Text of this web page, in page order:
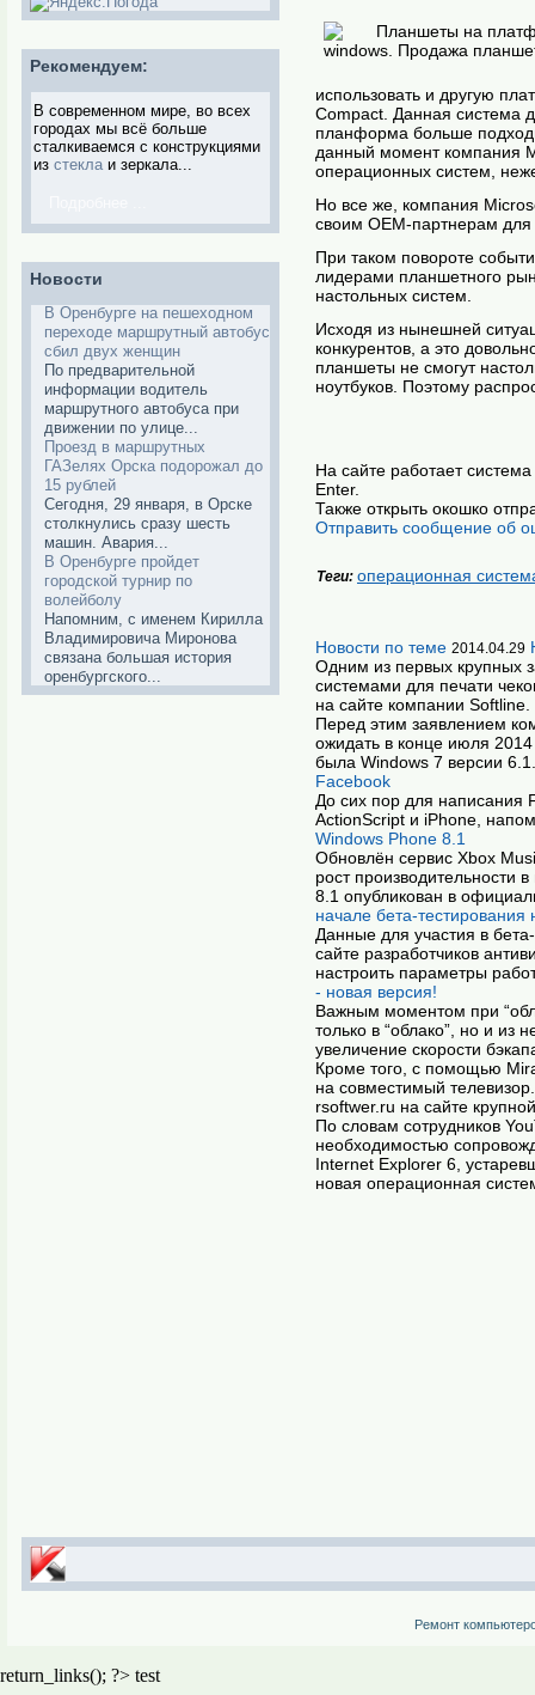
Рекомендуем:
В современном мире, во всех
городах мы всё больше
сталкиваемся с конструкциями
из стекла и зеркала...
Новости
В Оренбурге на пешеходном
переходе маршрутный автобус
сбил двух женщин
По предварительной
информации водитель
маршрутного автобуса при
движении по улице...
Проезд в маршрутных
ГАЗелях Орска подорожал до
15 рублей
Сегодня, 29 января, в Орске
столкнулись сразу шесть
машин. Авария...
В Оренбурге пройдет
городской турнир по
волейболу
Напомним, с именем Кирилла
Владимировича Миронова
связана большая история
оренбургского...
использовать и другую
Compact. Данная система
планформа больше
данный момент компания
операционных систем,
Но все же, компания
своим OEM-партнерам
При таком повороте
лидерами планшетного
настольных систем.
Исходя из нынешней
конкурентов, а это
планшеты не смогут
ноутбуков. Поэтому
На сайте работает
Enter.
Также открыть окошко
Отправить сообщение об
Теги: операционная
Новости по теме 2014.04.29
Одним из первых крупных
системами для печати
на сайте компании Softline.
Перед этим заявлением
ожидать в конце июля
была Windows 7 версии
Facebook
До сих пор для написания
ActionScript и iPhone,
Windows Phone 8.1
Обновлён сервис Xbox
рост производительности
8.1 опубликован в
начале бета-тестирования
Данные для участия в
сайте разработчиков
настроить параметры
- новая версия!
Важным моментом при
только в “облако”, но и из
увеличение скорости
Кроме того, с помощью
на совместимый
rsoftwer.ru на сайте
По словам сотрудников
необходимостью
Internet Explorer 6,
новая операционная
Ремонт
return_links(); ?> test